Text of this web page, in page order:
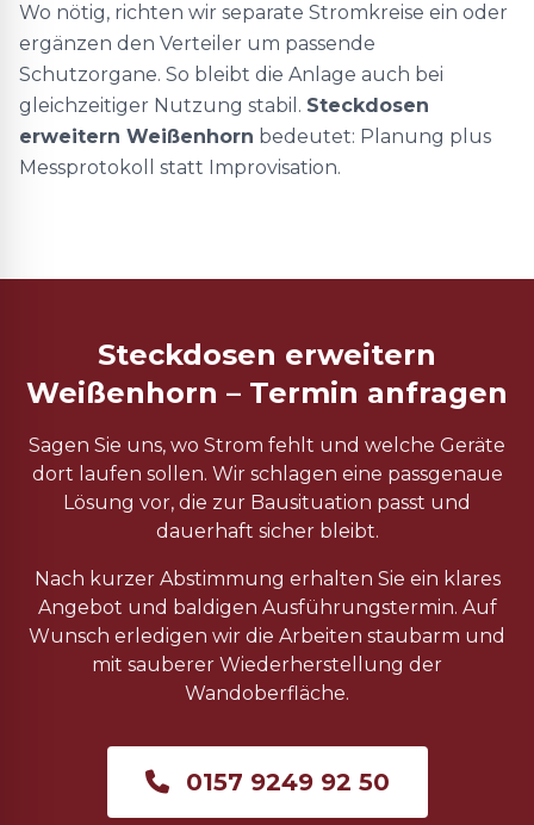
Wo nötig, richten wir separate Stromkreise ein oder
ergänzen den Verteiler um passende
Schutzorgane. So bleibt die Anlage auch bei
gleichzeitiger Nutzung stabil. Steckdosen
erweitern Weißenhorn bedeutet: Planung plus
Messprotokoll statt Improvisation.
Steckdosen erweitern
Weißenhorn – Termin anfragen
Sagen Sie uns, wo Strom fehlt und welche Geräte
dort laufen sollen. Wir schlagen eine passgenaue
Lösung vor, die zur Bausituation passt und
dauerhaft sicher bleibt.
Nach kurzer Abstimmung erhalten Sie ein klares
Angebot und baldigen Ausführungstermin. Auf
Wunsch erledigen wir die Arbeiten staubarm und
mit sauberer Wiederherstellung der
Wandoberfläche.
0157 9249 92 50